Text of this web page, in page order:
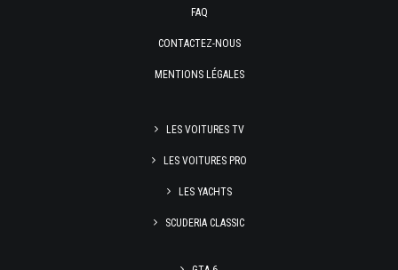
FAQ
CONTACTEZ-NOUS
MENTIONS LÉGALES
LES VOITURES TV
LES VOITURES PRO
LES YACHTS
SCUDERIA CLASSIC